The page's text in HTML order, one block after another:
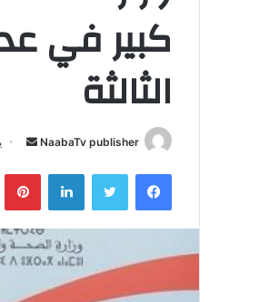
كبير في
الثالثة
NaabaTv publisher
س
ب
ر
د
فيسبوك لينكدإن